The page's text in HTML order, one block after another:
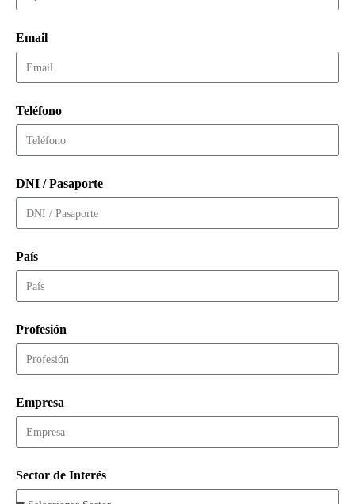
Email
Teléfono
DNI / Pasaporte
País
Profesión
Empresa
Sector de Interés